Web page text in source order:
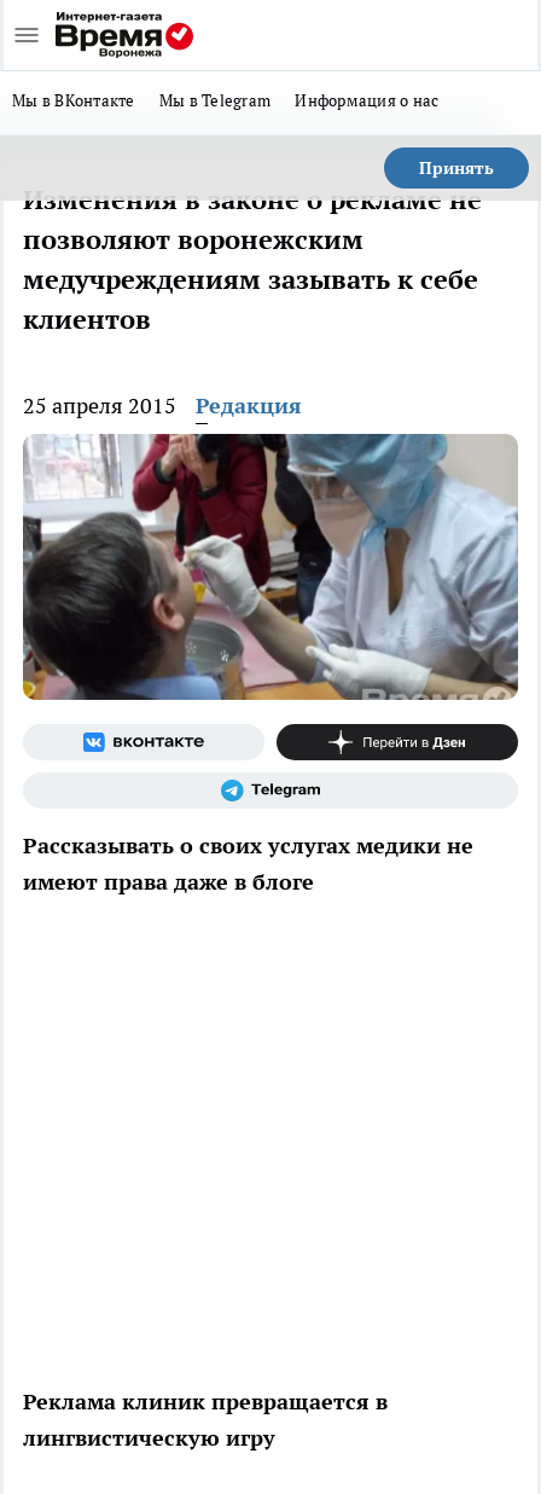
Мы в ВКонтакте Мы в Telegram Информация о нас
Принять
Изменения в законе о рекламе не
позволяют воронежским
медучреждениям зазывать к себе
клиентов
25 апреля 2015 Редакция
Рассказывать о своих услугах медики не
имеют права даже в блоге
Реклама клиник превращается в
лингвистическую игру